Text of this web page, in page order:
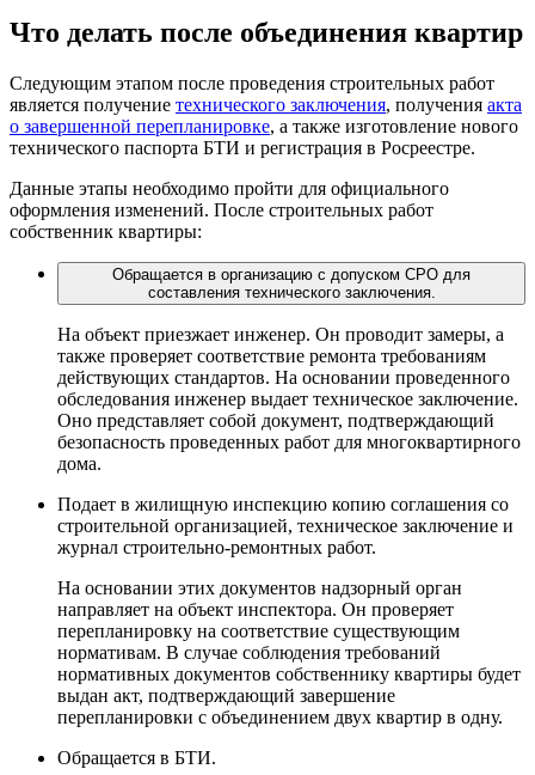
Что делать после объединения квартир
Следующим этапом после проведения строительных работ
является получение технического заключения, получения акта
о завершенной перепланировке, а также изготовление нового
технического паспорта БТИ и регистрация в Росреестре.
Данные этапы необходимо пройти для официального
оформления изменений. После строительных работ
собственник квартиры:
Обращается в организацию с допуском СРО для
составления технического заключения.
На объект приезжает инженер. Он проводит замеры, а
также проверяет соответствие ремонта требованиям
действующих стандартов. На основании проведенного
обследования инженер выдает техническое заключение.
Оно представляет собой документ, подтверждающий
безопасность проведенных работ для многоквартирного
дома.
Подает в жилищную инспекцию копию соглашения со
строительной организацией, техническое заключение и
журнал строительно-ремонтных работ.
На основании этих документов надзорный орган
направляет на объект инспектора. Он проверяет
перепланировку на соответствие существующим
нормативам. В случае соблюдения требований
нормативных документов собственнику квартиры будет
выдан акт, подтверждающий завершение
перепланировки с объединением двух квартир в одну.
Обращается в БТИ.